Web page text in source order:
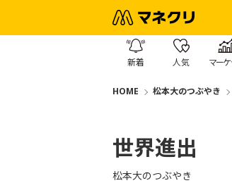
新着 人気 マーケ
HOME 松本大のつぶやき
世界進出
松本大のつぶやき